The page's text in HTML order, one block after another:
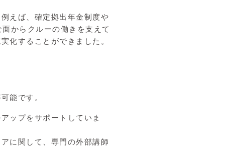
えば、確定拠出年金制度や
からクルーの働きを支えて
化することができました。
能です。
ップをサポートしていま
に関して、専門の外部講師